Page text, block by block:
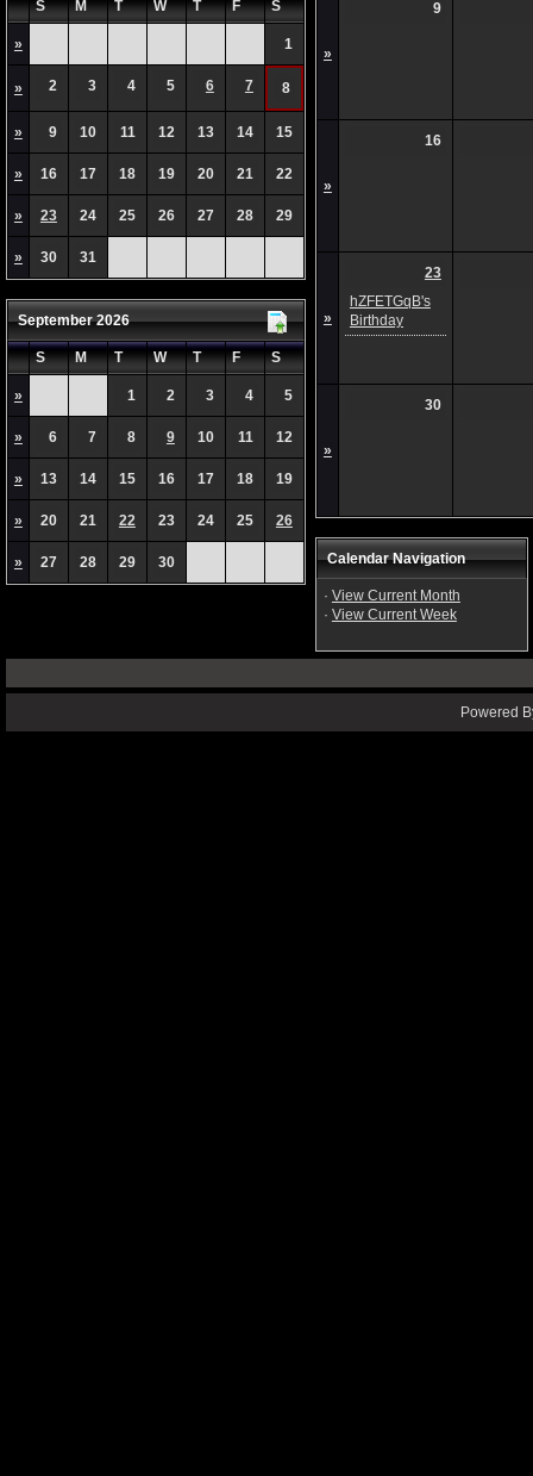
S M T W T F S
» 1
» 2 3 4 5 6 7 8
» 9 10 11 12 13 14 15
» 16 17 18 19 20 21 22
» 23 24 25 26 27 28 29
» 30 31
September 2026
S M T W T F S
» 1 2 3 4 5
» 6 7 8 9 10 11 12
» 13 14 15 16 17 18 19
» 20 21 22 23 24 25 26
» 27 28 29 30
»
9
»
16
»
23
hZFETGqB's
Birthday
»
30
Calendar Navigation
· View Current Month
· View Current Week
Powered